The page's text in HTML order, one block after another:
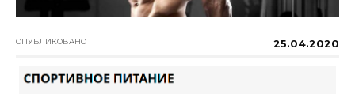
ОПУБЛИКОВАНО 25.04.2020